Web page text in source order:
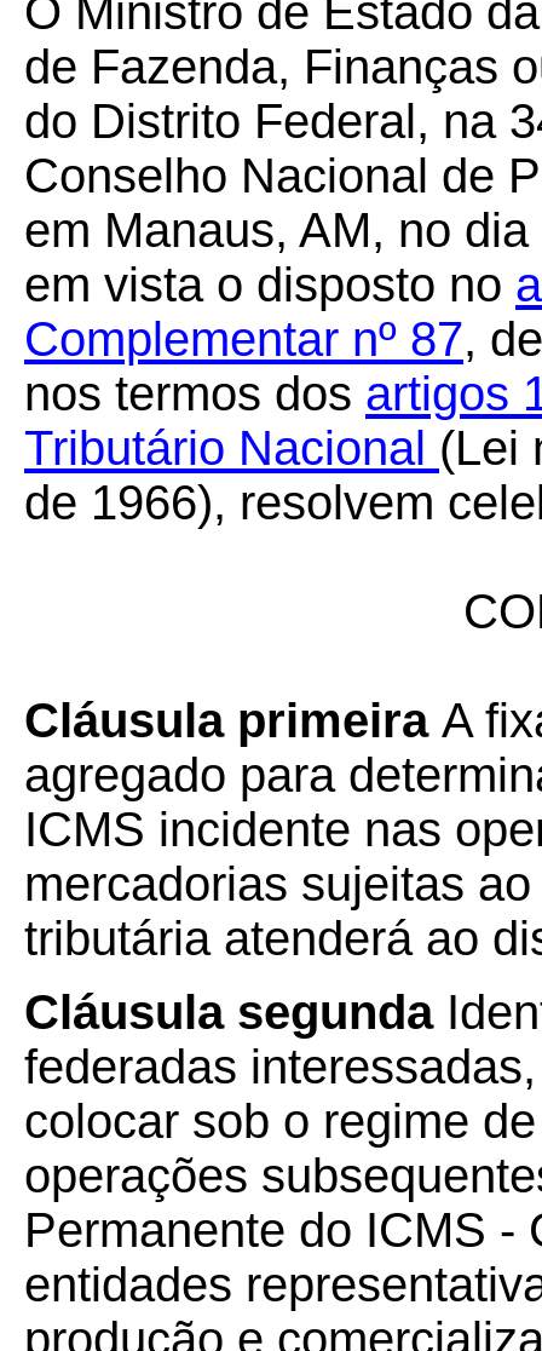
O Ministro de Estado
de Fazenda, Finanças
do Distrito Federal, na
Conselho Nacional de
em Manaus, AM, no
em vista o disposto no
Complementar nº 87,
nos termos dos artigos
Tributário Nacional (Lei
de 1966), resolvem
Cláusula primeira A
agregado para
ICMS incidente nas
mercadorias sujeitas
tributária atenderá ao
Cláusula segunda
federadas
colocar sob o regime
operações
Permanente do ICMS -
entidades
produção e